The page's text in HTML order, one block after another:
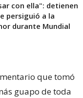
con ella": detienen
persiguió a la
durante Mundial
que tomó
guapo de toda